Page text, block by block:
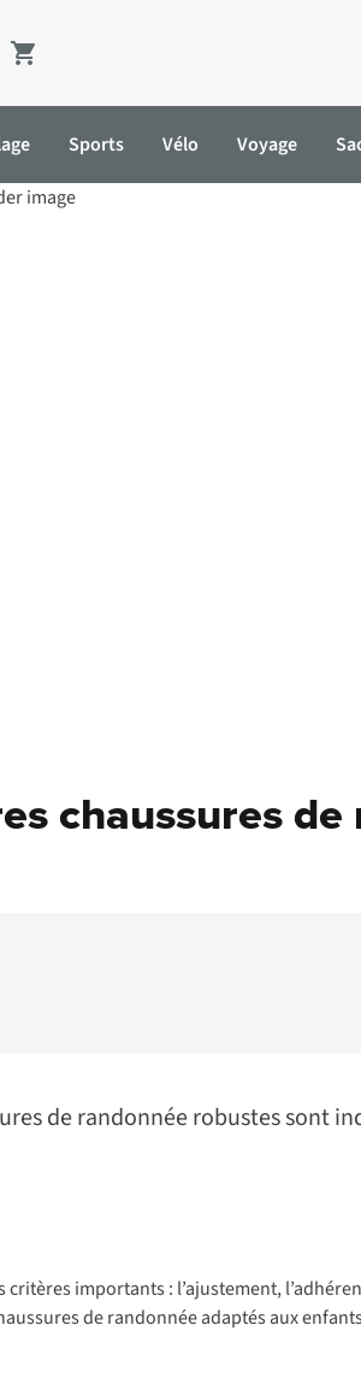
Shopping cart
Sports Vélo Voyage
chaussures
de randonnée robustes sont
importants : l’ajustement,
de randonnée adaptés aux